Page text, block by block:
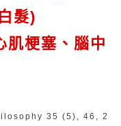
髮)
肌梗塞、腦中
35 (5), 46, 2